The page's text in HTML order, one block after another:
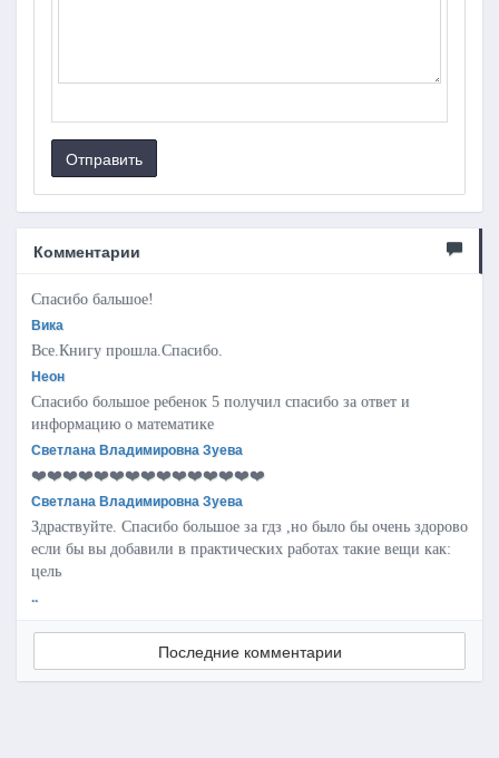
Отправить
Комментарии
Спасибо бальшое!
Вика
Все.Книгу прошла.Спасибо.
Неон
Спасибо большое ребенок 5 получил спасибо за ответ и
информацию о математике
Светлана Владимировна Зуева
❤️❤️❤️❤️❤️❤️❤️❤️❤️❤️❤️❤️❤️❤️❤️
Светлана Владимировна Зуева
Здраствуйте. Спасибо большое за гдз ,но было бы очень здорово
если бы вы добавили в практических работах такие вещи как:
цель
..
Последние комментарии